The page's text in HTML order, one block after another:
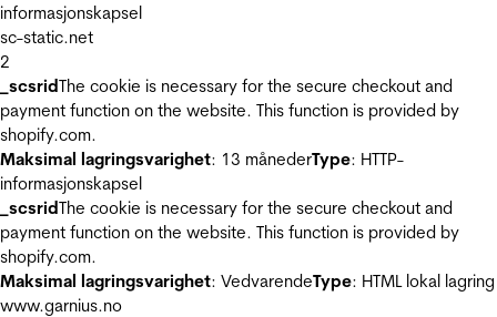
informasjonskapsel
sc-static.net
2
_scsridThe cookie is necessary for the secure checkout and
payment function on the website. This function is provided by
shopify.com.
Maksimal lagringsvarighet: 13 månederType: HTTP-
informasjonskapsel
_scsridThe cookie is necessary for the secure checkout and
payment function on the website. This function is provided by
shopify.com.
Maksimal lagringsvarighet: VedvarendeType: HTML lokal lagring
www.garnius.no